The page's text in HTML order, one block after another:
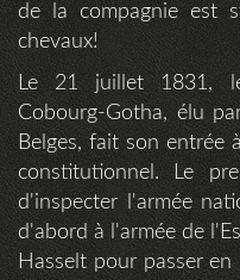
de la compagnie est
chevaux!
Le 21 juillet 1831,
Cobourg-Gotha, élu
Belges, fait son entrée
constitutionnel. Le
d'inspecter l'armée
d'abord à l'armée de
Hasselt pour passer